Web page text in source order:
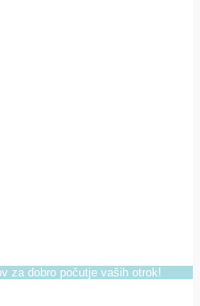
za dobro počutje vaših otrok!